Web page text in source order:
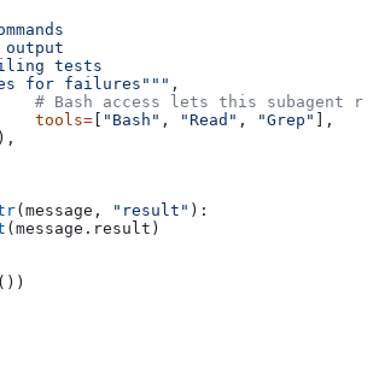
tests
for failures""" ,
# Bash access lets this subagent
tools
= "Bash" , "Read" , "Grep"
],
(message, "result" ):
(message.result)